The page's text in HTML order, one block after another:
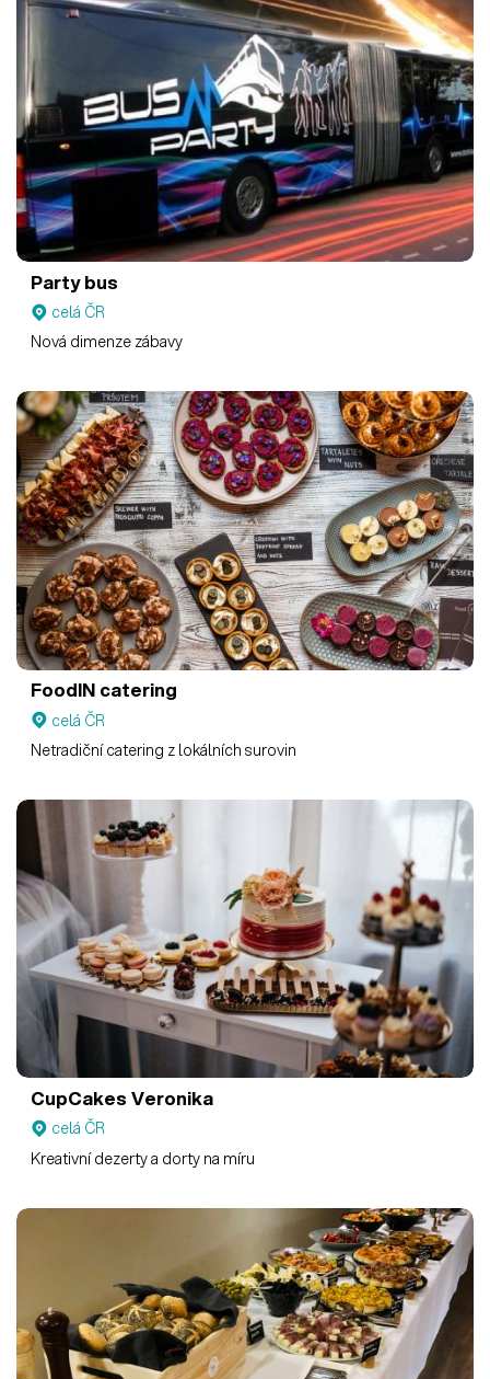
Party bus
celá ČR
Nová dimenze zábavy
FoodIN catering
celá ČR
Netradiční catering z lokálních surovin
CupCakes Veronika
celá ČR
Kreativní dezerty a dorty na míru